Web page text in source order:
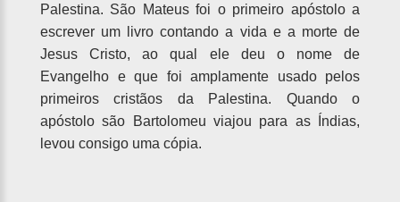
Palestina. São Mateus foi o primeiro apóstolo a
escrever um livro contando a vida e a morte de
Jesus Cristo, ao qual ele deu o nome de
Evangelho e que foi amplamente usado pelos
primeiros cristãos da Palestina. Quando o
apóstolo são Bartolomeu viajou para as Índias,
levou consigo uma cópia.